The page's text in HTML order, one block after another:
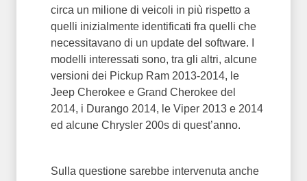
circa un milione di veicoli in più rispetto a
quelli inizialmente identificati fra quelli che
necessitavano di un update del software. I
modelli interessati sono, tra gli altri, alcune
versioni dei Pickup Ram 2013-2014, le
Jeep Cherokee e Grand Cherokee del
2014, i Durango 2014, le Viper 2013 e 2014
ed alcune Chrysler 200s di quest’anno.
Sulla questione sarebbe intervenuta anche